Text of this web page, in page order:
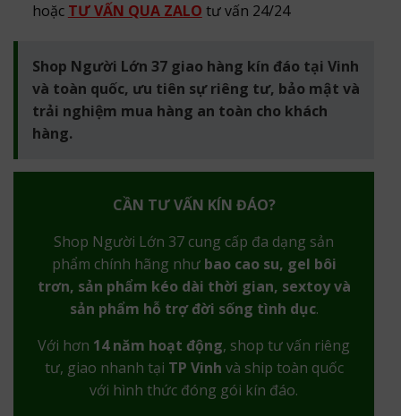
hoặc TƯ VẤN QUA ZALO tư vấn 24/24
Shop Người Lớn 37 giao hàng kín đáo tại Vinh
và toàn quốc, ưu tiên sự riêng tư, bảo mật và
trải nghiệm mua hàng an toàn cho khách
hàng.
CẦN TƯ VẤN KÍN ĐÁO?
Shop Người Lớn 37 cung cấp đa dạng sản
phẩm chính hãng như bao cao su, gel bôi
trơn, sản phẩm kéo dài thời gian, sextoy và
sản phẩm hỗ trợ đời sống tình dục.
Với hơn 14 năm hoạt động, shop tư vấn riêng
tư, giao nhanh tại TP Vinh và ship toàn quốc
với hình thức đóng gói kín đáo.